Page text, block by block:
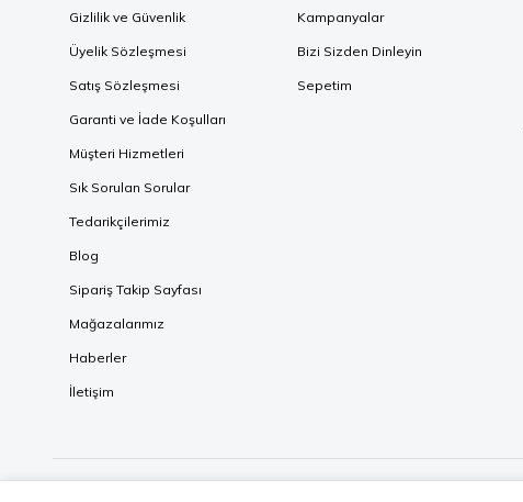
Gizlilik ve Güvenlik
Üyelik Sözleşmesi
Satış Sözleşmesi
Garanti ve İade Koşulları
Müşteri Hizmetleri
Sık Sorulan Sorular
Tedarikçilerimiz
Blog
Sipariş Takip Sayfası
Mağazalarımız
Haberler
İletişim
Kampanyalar
Bizi Sizden Dinleyin
Sepetim